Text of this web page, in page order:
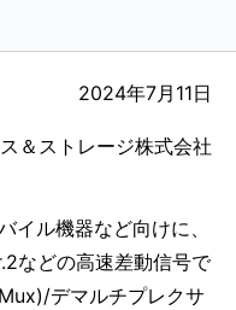
2024年7月11日
＆ストレージ株式会社
イル機器など向けに、
などの高速差動信号で
デマルチプレクサ